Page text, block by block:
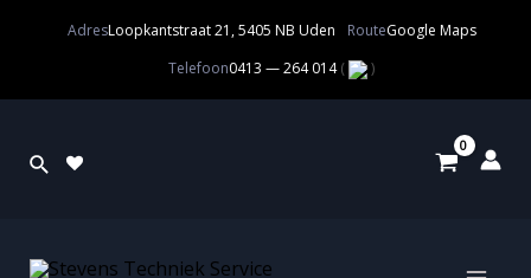
AdresLoopkantstraat 21, 5405 NB Uden RouteGoogle Maps
Telefoon0413 — 264 014( )